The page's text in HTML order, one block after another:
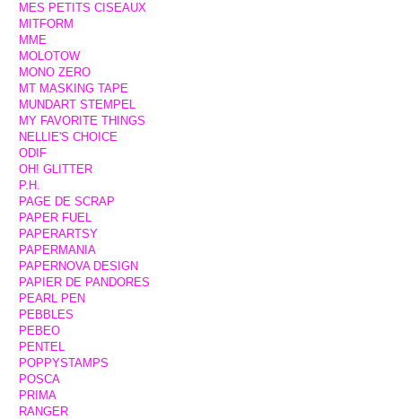
MES PETITS CISEAUX
MITFORM
MME
MOLOTOW
MONO ZERO
MT MASKING TAPE
MUNDART STEMPEL
MY FAVORITE THINGS
NELLIE'S CHOICE
ODIF
OH! GLITTER
P.H.
PAGE DE SCRAP
PAPER FUEL
PAPERARTSY
PAPERMANIA
PAPERNOVA DESIGN
PAPIER DE PANDORES
PEARL PEN
PEBBLES
PEBEO
PENTEL
POPPYSTAMPS
POSCA
PRIMA
RANGER